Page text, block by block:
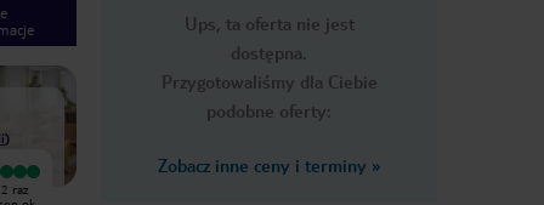
Ups, ta oferta nie jest
dostępna.
Przygotowaliśmy dla Ciebie
podobne oferty:
Zobacz inne ceny i terminy »
1/42
)
raz